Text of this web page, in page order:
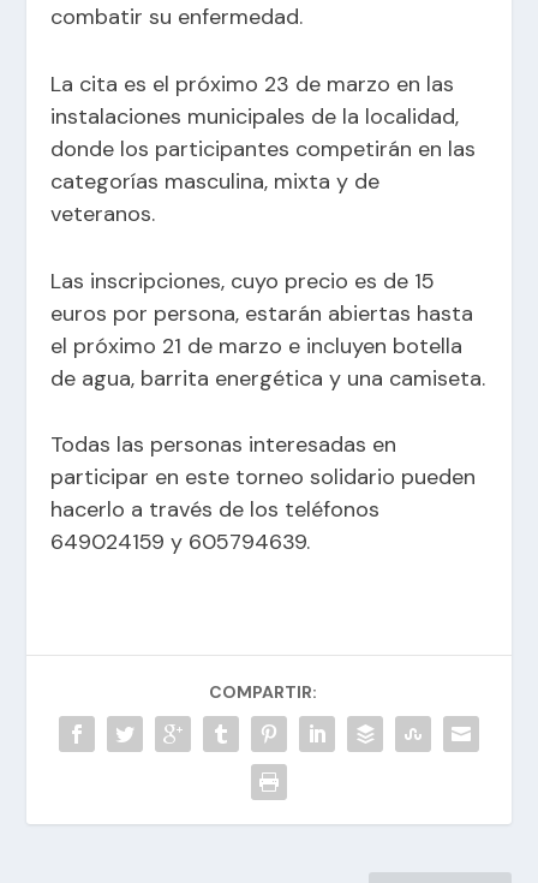
combatir su enfermedad.
La cita es el próximo 23 de marzo en las
instalaciones municipales de la localidad,
donde los participantes competirán en las
categorías masculina, mixta y de
veteranos.
Las inscripciones, cuyo precio es de 15
euros por persona, estarán abiertas hasta
el próximo 21 de marzo e incluyen botella
de agua, barrita energética y una camiseta.
Todas las personas interesadas en
participar en este torneo solidario pueden
hacerlo a través de los teléfonos
649024159 y 605794639.
COMPARTIR: